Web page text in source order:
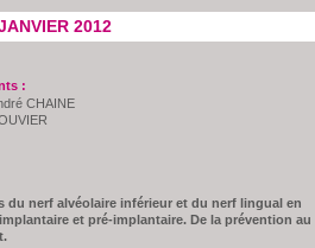
2012
:
CHAINE
du nerf alvéolaire inférieur et du nerf lingual en
et pré-implantaire. De la prévention au